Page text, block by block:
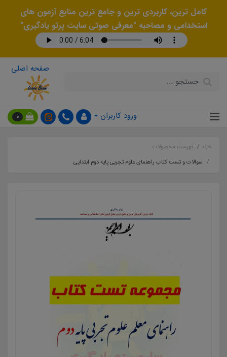
کامل ترین، کاربردی ترین و جامع ترین منابع آزمون های
استخدامی و مصاحبه "معرفی صوتی سایت پرتو یادگیری"
صفحه اصلی
ورود کاربران 0
خانه
فهرست محصولات
سوالات و تست کتاب راهنمای علوم تجربی پایه دوم ابتدایی